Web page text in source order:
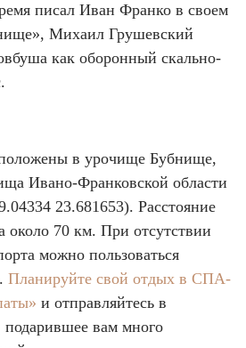
писал Иван Франко в своем
Михаил Грушевский
как оборонный скально-
в урочище Бубнище,
Ивано-Франковской области
23.681653). Расстояние
около 70 км. При отсутствии
можно пользоваться
Планируйте свой отдых в СПА-
и отправляйтесь в
подарившее вам много